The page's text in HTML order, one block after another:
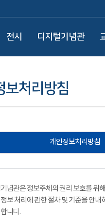
전시 디지털기념관
보처리방침
개인정보처리방침
념관은 정보주체의 권리 보호를 위
보 처리에 관한 절차 및 기준을 안
니다.